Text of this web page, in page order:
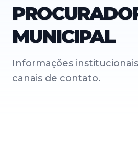
MUNICIPAL
Informações
canais de contato.